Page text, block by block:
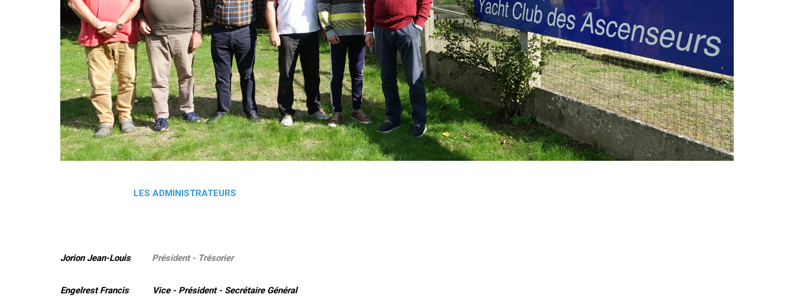
LES ADMINISTRATEURS
Jorion Jean-Louis Président - Trésorier
Engelrest Francis Vice - Président - Secrétaire Général